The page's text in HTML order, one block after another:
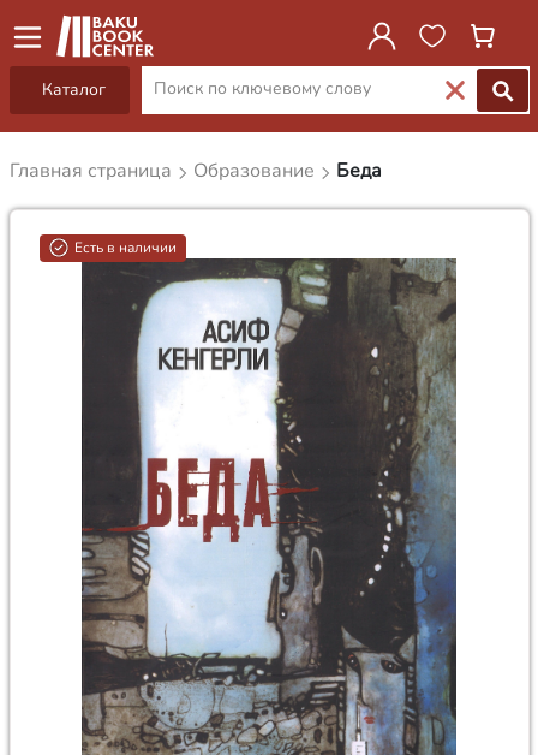
Каталог
Главная страница Образование Беда
Есть в наличии